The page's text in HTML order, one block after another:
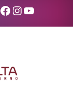
Facebook
Instagram
YouTube